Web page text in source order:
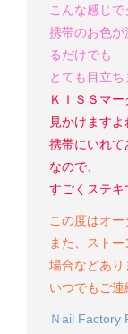
こんな感じ
携帯のお色
るだけでも
とても目立ち
ＫＩＳＳマ
見かけますよ
携帯にいれ
なので、
すごくステキ
この度はオ
また、スト
場合などあり
いつでもご
Ｎail Factory